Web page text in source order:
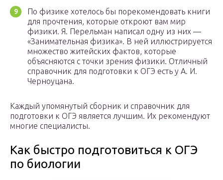
По физике хотелось бы порекомендовать книги
для прочтения, которые откроют вам мир
физики. Я. Перельман написал одну из них —
«Занимательная физика». В ней иллюстрируется
множество житейских фактов, которые
объясняются с точки зрения физики. Отличный
справочник для подготовки к ОГЭ есть у А. И.
Черноуцана.
Каждый упомянутый сборник и справочник для
подготовки к ОГЭ является лучшим. Их рекомендуют
многие специалисты.
Как быстро подготовиться к ОГЭ
по биологии